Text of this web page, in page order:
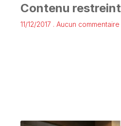
Contenu restreint
11/12/2017 Aucun commentaire